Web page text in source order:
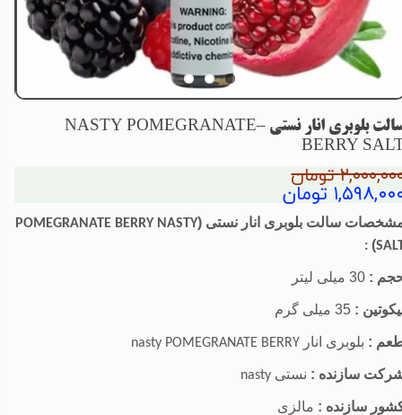
سالت بلوبری انار نستی –NASTY POMEGRANATE
BERRY
تومان
تومان
سالت بلوبری انار نستی (POMEGRANATE BERRY NASTY
)
:
:
:
: بلوبری انار nasty POMEGRANATE BERRY
سازنده : نستی nasty
سازنده : مالزی